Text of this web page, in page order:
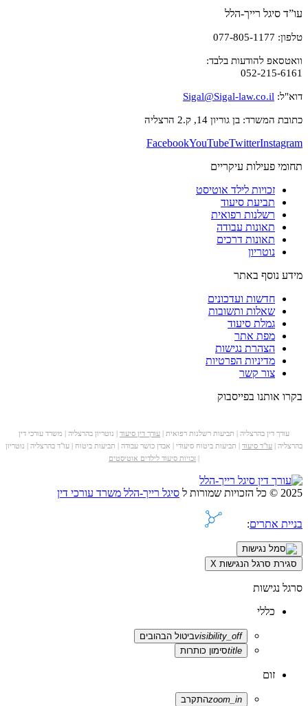
עו”ד סיגל רייך-הלל
טלפון: 077-805-1177
וואטסאפ להודעות בלבד:
052-215-6161
דוא"ל: Sigal@Sigal-law.co.il
כתובת המשרד: בן גוריון 14, ק.2 הרצליה
FacebookYouTubeTwitterInstagram
תחומי פעילות עיקריים
זכויות לילד אוטיסט
תביעת סיעוד
רשלנות רפואית
תאונות עבודה
תאונות דרכים
נוטריון
מידע נוסף באתר
חדשות ועדכונים
שאלות ותשובות
גמלת סיעוד
מפת אתר
הצהרת נגישות
מדיניות הפרטיות
צור קשר
בקרו אותנו בפייסבוק
עורך דין בהרצליה | תביעות רשלנות רפואית | עורך דין סיעוד | נוטריון בהרצליה | משרד עורכי דין
בהרצליה | עו"ד סיעוד | תביעות ביטוח סיעודי | אבדן כושר עבודה | תביעות ביטוח | עו"ד בהרצליה | נוטריון
| זכויות סיעוד לילדים אוטיסטים
2025 © כל הזכויות שמורות ל סיגל רייך-הלל משרד עורכי דין
בניית אתרים:
סגירת סרגל הנגישות X
סרגל נגישות
כללי
visibility_offביטול הבהובים
titleסימון כותרות
זום
zoom_inהתקרב